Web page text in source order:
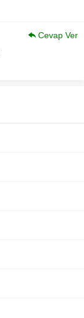
Cevap Ver